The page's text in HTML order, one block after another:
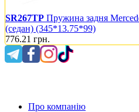
SR267TP Пружина задня
(седан) (345*13.75*99)
776.21 грн.
Про компанію